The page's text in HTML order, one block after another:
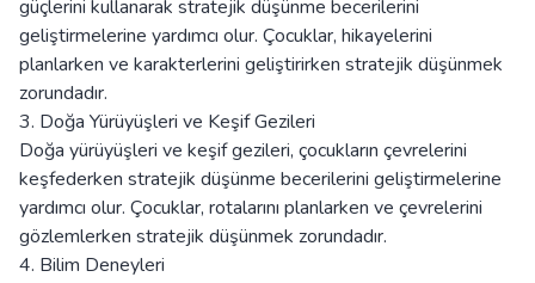
güçlerini kullanarak stratejik düşünme becerilerini
geliştirmelerine yardımcı olur. Çocuklar, hikayelerini
planlarken ve karakterlerini geliştirirken stratejik düşünmek
zorundadır.
3. Doğa Yürüyüşleri ve Keşif Gezileri
Doğa yürüyüşleri ve keşif gezileri, çocukların çevrelerini
keşfederken stratejik düşünme becerilerini geliştirmelerine
yardımcı olur. Çocuklar, rotalarını planlarken ve çevrelerini
gözlemlerken stratejik düşünmek zorundadır.
4. Bilim Deneyleri